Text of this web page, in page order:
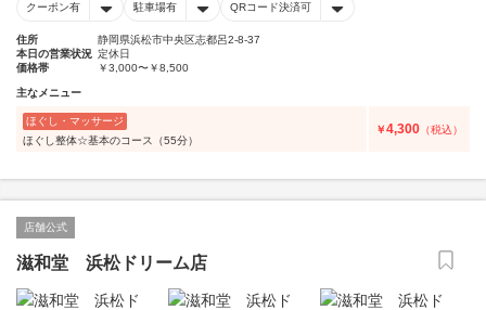
クーポン有 駐車場有 QRコード決済可
住所
静岡県浜松市中央区志都呂2-8-37
本日の営業状況 定休日
価格帯
￥3,000〜￥8,500
主なメニュー
ほぐし・マッサージ
ほぐし整体☆基本のコース（55分）
￥4,300 （税込）
店舗公式
滋和堂 浜松ドリーム店